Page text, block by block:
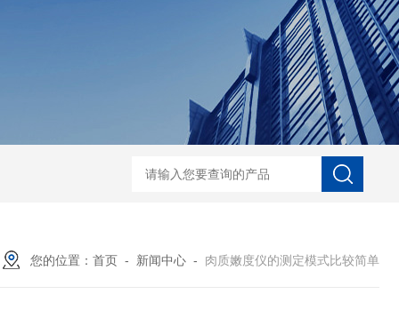
公马精子分析仪 种马精子分析仪 马精子分析仪
您的位置： 首页 - 新闻中心 - 肉质嫩度仪的测定模式比较简单